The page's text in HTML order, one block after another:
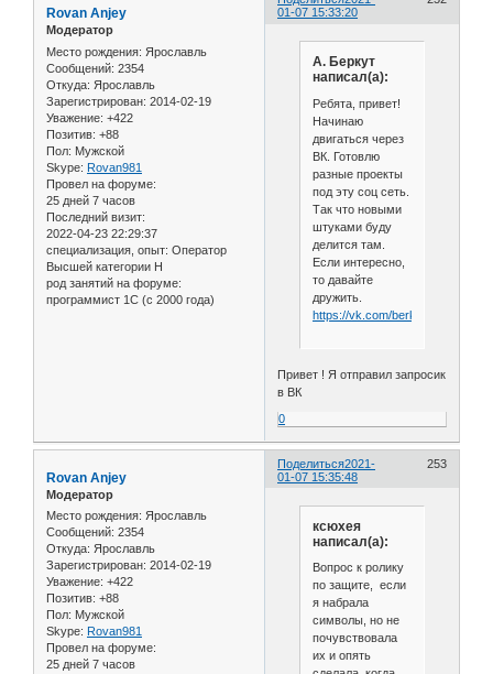
01-07 15:33:20
Rovan Anjey
Модератор
Место рождения: Ярославль
Сообщений: 2354
Откуда: Ярославль
Зарегистрирован: 2014-02-19
Уважение: +422
Позитив: +88
Пол: Мужской
Skype: Rovan981
Провел на форуме:
25 дней 7 часов
Последний визит:
2022-04-23 22:29:37
специализация, опыт: Оператор
Высшей категории Н
род занятий на форуме:
программист 1С (с 2000 года)
А. Беркут
написал(а):
Ребята, привет!
Начинаю
двигаться через
ВК. Готовлю
разные проекты
под эту соц сеть.
Так что новыми
штуками буду
делится там.
Если интересно,
то давайте
дружить.
https://vk.com/berkutalexandr
Привет ! Я отправил запросик
в ВК
0
Поделиться 253
2021-
01-07 15:35:48
Rovan Anjey
Модератор
Место рождения: Ярославль
Сообщений: 2354
Откуда: Ярославль
Зарегистрирован: 2014-02-19
Уважение: +422
Позитив: +88
Пол: Мужской
Skype: Rovan981
Провел на форуме:
25 дней 7 часов
ксюхея
написал(а):
Вопрос к ролику
по защите, если
я набрала
символы, но не
почувствовала
их и опять